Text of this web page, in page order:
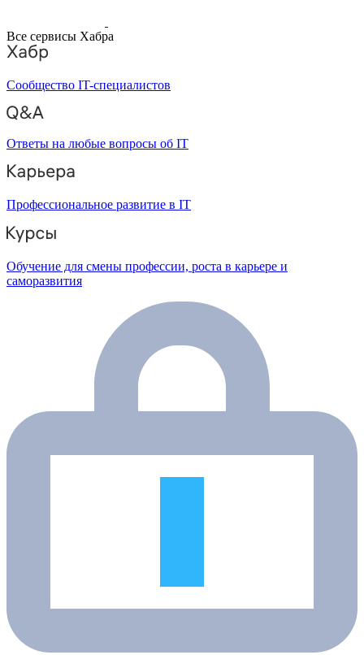
Все сервисы Хабра
Сообщество IT-специалистов
Ответы на любые вопросы об IT
Профессиональное развитие в IT
Обучение для смены профессии, роста в карьере и
саморазвития